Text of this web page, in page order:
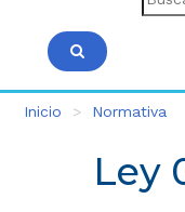
Inicio Normativa
Ley